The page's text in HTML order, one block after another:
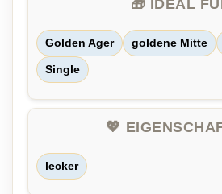
🎁 IDEAL
Golden Ager goldene Mitte
Single
💖
lecker